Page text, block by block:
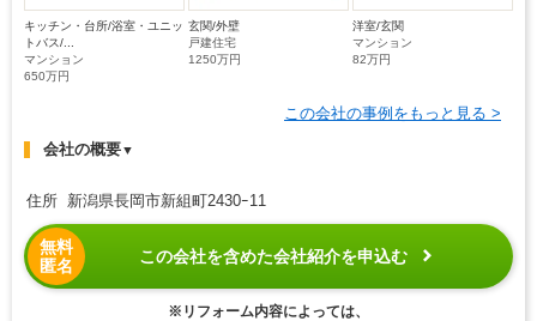
キッチン・台所/浴室・ユニッ
トバス/...
マンション
650万円
玄関/外壁
戸建住宅
1250万円
洋室/玄関
マンション
82万円
この会社の事例をもっと見る >
会社の概要▼
住所 新潟県長岡市新組町2430ｰ11
無料
匿名
この会社を含めた会社紹介を申込む
※リフォーム内容によっては、